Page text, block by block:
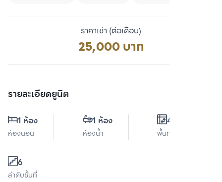
ราคาเช่า (ต่อเดือน)
25,000 บาท
รายละเอียดยูนิต
1 ห้อง
ห้องนอน
1 ห้อง
ห้องน้ำ
44 ตร.ม.
พื้นที่ใช้สอย
6
ลำดับชั้นที่